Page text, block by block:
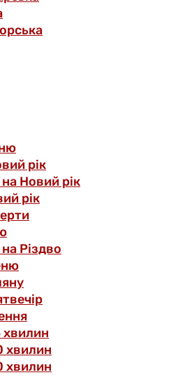
рік
на Новий рік
рік
Різдво
хвилин
хвилин
хвилин